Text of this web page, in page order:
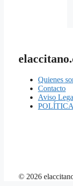
Quienes
Contacto
Aviso
© 2026